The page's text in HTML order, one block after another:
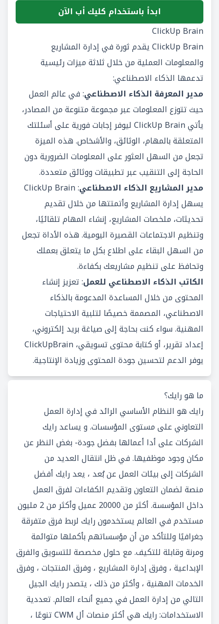
ابدأ باستخدام كليك أب الآن
ClickUp Brain
ClickUp Brainيقدم ثورة في إدارة المشاريع
والمعلومات العملية من خلال ثلاثة ميزات رئيسية
تدعمها الذكاء الاصطناعي:
مدير المعرفة الذكاء الاصطناعي: في عالم العمل
حيث تتوزع المعلومات عبر مجموعة متنوعة من المصادر،
يأتي ClickUp Brain ليوفر إجابات فورية على أسئلتك
المتعلقة بالمهام، الوثائق، والأشخاص. هذه الميزة
تجعل من السهل العثور على المعلومات الضرورية دون
الحاجة إلى التنقيب عبر تطبيقات ووثائق متعددة.
مدير المشاريع الذكاء الاصطناعي : ClickUp Brain
يسهل إدارة المشاريع وأتمتتها من خلال تقديم
تحديثات، ملخصات المشاريع، إنشاء المهام تلقائيًا،
وتنظيم الاجتماعات القصيرة اليومية. هذه الأداة تجعل
من السهل البقاء على اطلاع بكل ما يتعلق بعملك
وتحافظ على تنظيم مشاريعك بكفاءة.
الكاتب الذكاء الاصطناعي للعمل: تعزيز إنشاء
المحتوى من خلال المساعدة المدعومة بالذكاء
الاصطناعي، المصممة خصيصًا لتلبية الاحتياجات
المهنية. سواء كنت بحاجة إلى صياغة بريد إلكتروني،
إعداد تقرير، أو كتابة محتوى تسويقي، ClickUpBrain
يوفر الدعم لتحسين جودة المحتوى وزيادة الإنتاجية.
ما هو رايك؟
رايك هو النظام الأساسي الرائد في إدارة العمل
التعاوني على مستوى المؤسسات. و يساعد رايك
الشركات على أدا أعمالها بفضل جودة- بغض النظر عن
مكان وجود موظفيها. في ظل انتقال العديد من
الشركات إلى بيئات العمل عن بُعد ، يعد رايك أفضل
منصة لضمان التعاون وتقديم الكفاءات لفرق العمل
داخل المؤسسة. أكثر من 20000 عميل وأكثر من 2 مليون
مستخدم في العالم يستخدمون رايك لربط فرق متفرقة
جغرافيًا وللتأكد من أن مؤسساتهم بأكملها متوائمة
ومرنة وقابلة للتكيف. مع حلول مخصصة للتسويق والفرق
الإبداعية ، وفرق إدارة المشاريع ، وفرق المنتجات ، وفرق
الخدمات المهنية ، وأكثر من ذلك ، يتصدر رايك الجيل
التالي من إدارة العمل في جميع أنحاء العالم. تعددية
الاستخدامات: رايك هي أكثر منصات أل CWM تنوعًا ،